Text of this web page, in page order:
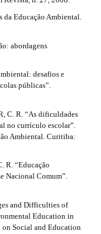
da Educação Ambiental.
abordagens
desafios e
públicas”.
C. R. “As dificuldades
no currículo escolar”.
Ambiental. Curitiba:
R. “Educação
Nacional Comum”.
and Difficulties of
Education in
Social and Education